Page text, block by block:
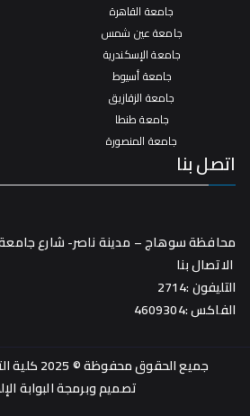
جامعة القاهرة
جامعة عين شمس
جامعة الإسكندرية
جامعة أسيوط
جامعة الزقازيق
جامعة طنطا
جامعة المنصورة
اتصل بنا
محافظة سوهاج – مدينة ناصر- شارع
الاتصال بنا
التليفون :2714
الفاكس :4609304
جميع الحقوق محفوظة © 2025 كلية التربية- جامعة سوهاج
تصميم وبرمجةالبوابة